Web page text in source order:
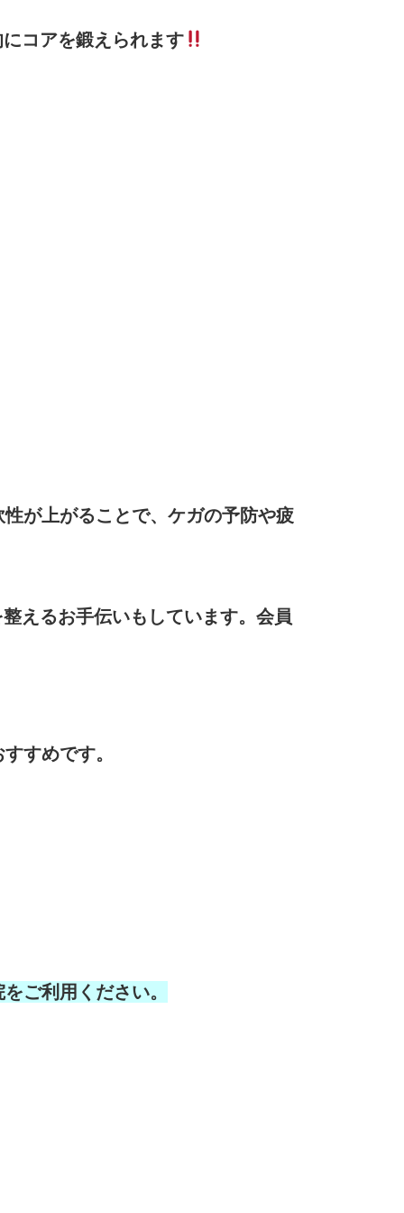
コアを鍛えられます
が上がることで、ケガの予防や疲
えるお手伝いもしています。会員
すめです。
ご利用ください。